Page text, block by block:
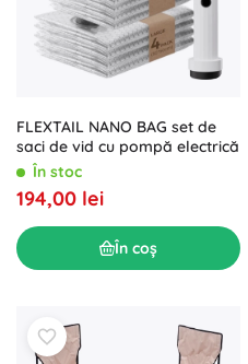
FLEXTAIL NANO BAG set de
saci de vid cu pompă electrică
În stoc
194,00 lei
În coș